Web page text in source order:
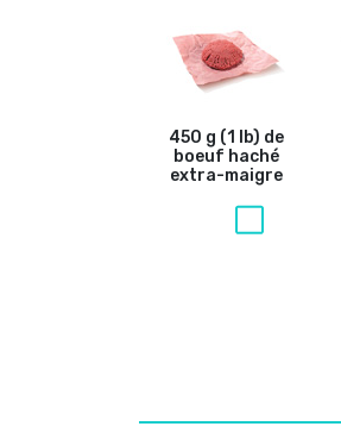
450 g (1 lb) de
boeuf haché
extra-maigre